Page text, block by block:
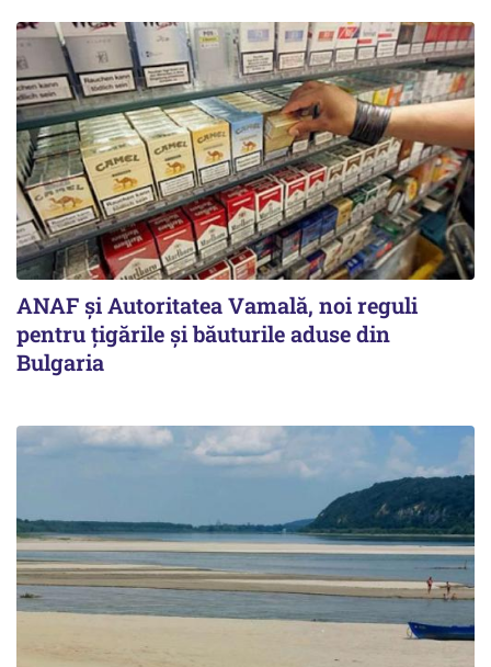
ANAF și Autoritatea Vamală, noi reguli
pentru țigările și băuturile aduse din
Bulgaria